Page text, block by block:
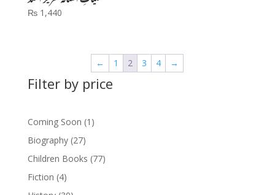
₨1,440
← 1 2 3 4 →
Filter by price
Coming Soon 1 1
Biography 2727
products
Children Books 7777
Fiction 44
products